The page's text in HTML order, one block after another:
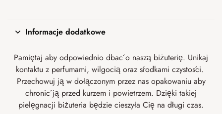
Informacje dodatkowe
Pamiętaj aby odpowiednio dbać o naszą biżuterię. Unikaj
kontaktu z perfumami, wilgocią oraz środkami czystości.
Przechowuj ją w dołączonym przez nas opakowaniu aby
chronić ją przed kurzem i powietrzem. Dzięki takiej
pielęgnacji biżuteria będzie cieszyła Cię na długi czas.